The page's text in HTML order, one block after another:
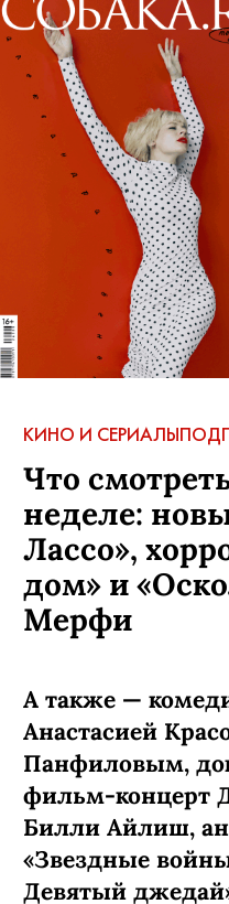
КИНО И СЕРИАЛЫ
Что
неделе:
Лассо»,
дом» и
Мерфи
А также —
Анастасией
Панфиловым,
фильм-концерт
Билли Айлиш,
«Звездные
Девятый